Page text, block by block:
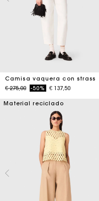
Camisa vaquera con strass
Price reduced from
€ 275,00to-50% € 137,50
Material reciclado